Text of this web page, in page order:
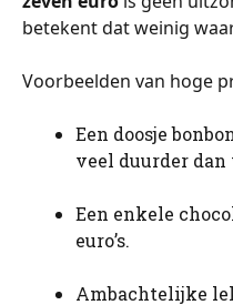
betekent dat weinig
Voorbeelden van hoge
Een doosje
veel duurder dan
Een enkele
euro’s.
Ambachtelijke